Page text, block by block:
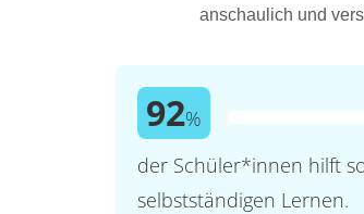
anschaulich und
92%
der Schüler*innen hilft
selbstständigen Lernen.